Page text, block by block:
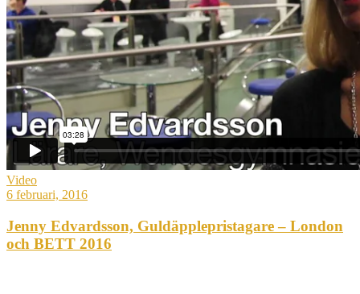
Video
6 februari, 2016
Jenny Edvardsson, Guldäpplepristagare – London
och BETT 2016